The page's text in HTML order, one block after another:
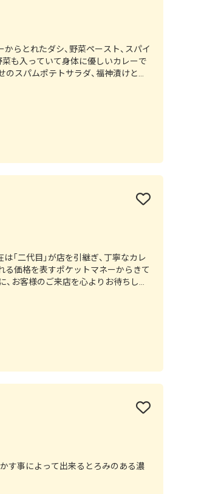
らとれたダシ、野菜ペースト、スパイ
も入っていて身体に優しいカレーで
のスパムポテトサラダ、福神漬けとも
「二代目」が店を引継ぎ、丁寧なカレ
る価格を表すポケットマネーからきて
、お客様のご来店を心よりお待ちして
す事によって出来るとろみのある濃